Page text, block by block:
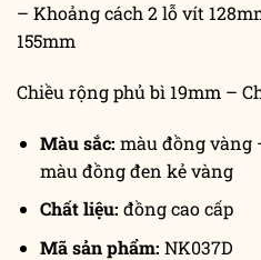
– Khoảng cách 2 lỗ vít
155mm
Chiều rộng phủ bì 19mm –
Màu sắc: màu đồng vàng
màu đồng đen kẻ vàng
Chất liệu: đồng cao cấp
Mã sản phẩm: NK037D